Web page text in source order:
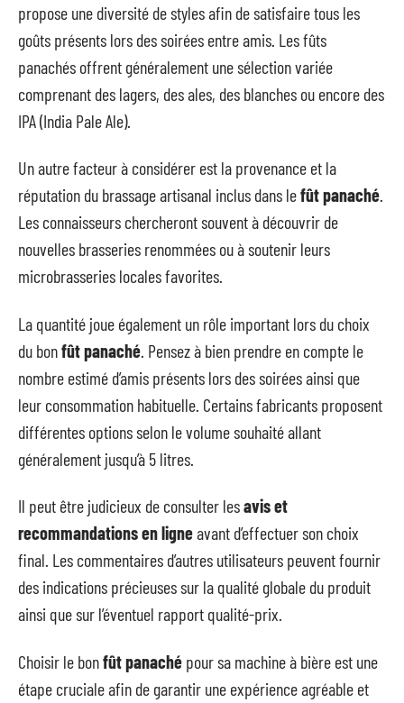
propose une diversité de styles afin de satisfaire tous les
goûts présents lors des soirées entre amis. Les fûts
panachés offrent généralement une sélection variée
comprenant des lagers, des ales, des blanches ou encore des
IPA (India Pale Ale).
Un autre facteur à considérer est la provenance et la
réputation du brassage artisanal inclus dans lefût panaché.
Les connaisseurs chercheront souvent à découvrir de
nouvelles brasseries renommées ou à soutenir leurs
microbrasseries locales favorites.
La quantité joue également un rôle important lors du choix
du bonfût panaché . Pensez à bien prendre en compte le
nombre estimé d’amis présents lors des soirées ainsi que
leur consommation habituelle. Certains fabricants proposent
différentes options selon le volume souhaité allant
généralement jusqu’à 5 litres.
Il peut être judicieux de consulter lesavis et
recommandations en ligneavant d’effectuer son choix
final. Les commentaires d’autres utilisateurs peuvent fournir
des indications précieuses sur la qualité globale du produit
ainsi que sur l’éventuel rapport qualité-prix.
Choisir le bonfût panaché pour sa machine à bière est une
étape cruciale afin de garantir une expérience agréable et